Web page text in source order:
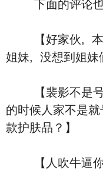
下面的评论也
【好家伙, 本来
姐妹, 没想到姐妹
【裴影不是号
的时候人家不是
款护肤品？】
【人吹牛逼你